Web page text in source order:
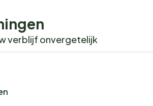
verblijf onvergetelijk